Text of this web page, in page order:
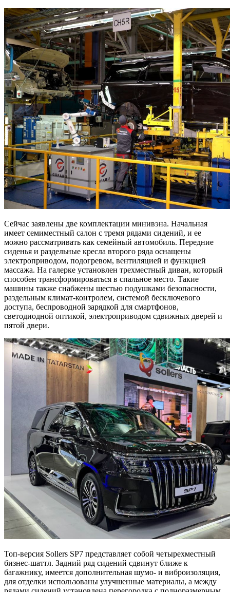
Сейчас заявлены две комплектации минивэна. Начальная
имеет семиместный салон с тремя рядами сидений, и ее
можно рассматривать как семейный автомобиль. Передние
сиденья и раздельные кресла второго ряда оснащены
электроприводом, подогревом, вентиляцией и функцией
массажа. На галерке установлен трехместный диван, который
способен трансформироваться в спальное место. Такие
машины также снабжены шестью подушками безопасности,
раздельным климат-контролем, системой бесключевого
доступа, беспроводной зарядкой для смартфонов,
светодиодной оптикой, электроприводом сдвижных дверей и
пятой двери.
Топ-версия Sollers SP7 представляет собой четырехместный
бизнес-шаттл. Задний ряд сидений сдвинут ближе к
багажнику, имеется дополнительная шумо- и виброизоляция,
для отделки использованы улучшенные материалы, а между